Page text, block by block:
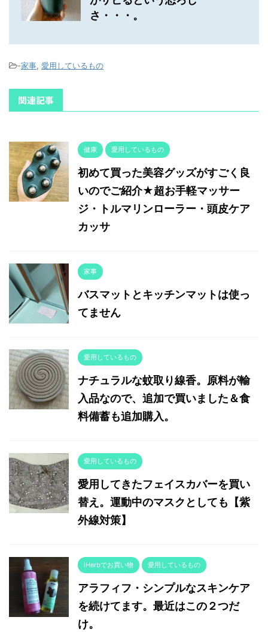
さ・・・。
-家事, 愛用しているもの
関連記事
健康 愛用しているもの
初めて買った美容グッズがすごく良
いのでご紹介★超お手軽マッサー
ジ・トルマリンローラー・頭皮ケア
カッサ
家事
バスマットとキッチンマットは使っ
てません
愛用しているもの
ナチュラルな蚊取り線香。原料が輸
入品なので、追加で買いました＆食
料備蓄も追加購入。
愛用しているもの
愛用してきたフェイスカバーを買い
替え。運動中のマスクとしても【紫
外線対策】
iHerbでお買い物 愛用しているもの
アラフィフ・シンプルなスキンケア
を続けてます。最近はこの２つだ
け。